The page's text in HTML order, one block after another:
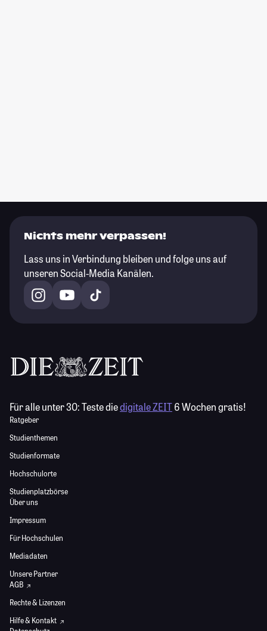
Nichts mehr verpassen!
Lass uns in Verbindung bleiben und folge uns auf
unseren Social-Media Kanälen.
Für alle unter 30:Teste diedigitale ZEIT6 Wochen gratis!
Ratgeber
Studienthemen
Studienformate
Hochschulorte
Studienplatzbörse
Über uns
Impressum
Für Hochschulen
Mediadaten
Unsere Partner
AGB
Rechte & Lizenzen
Hilfe & Kontakt